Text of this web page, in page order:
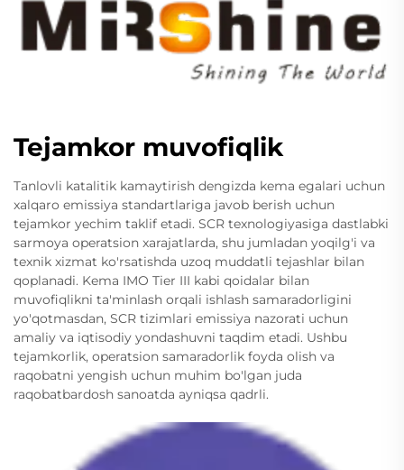
Tejamkor muvofiqlik
Tanlovli katalitik kamaytirish dengizda kema egalari uchun
xalqaro emissiya standartlariga javob berish uchun
tejamkor yechim taklif etadi. SCR texnologiyasiga dastlabki
sarmoya operatsion xarajatlarda, shu jumladan yoqilg'i va
texnik xizmat ko'rsatishda uzoq muddatli tejashlar bilan
qoplanadi. Kema IMO Tier III kabi qoidalar bilan
muvofiqlikni ta'minlash orqali ishlash samaradorligini
yo'qotmasdan, SCR tizimlari emissiya nazorati uchun
amaliy va iqtisodiy yondashuvni taqdim etadi. Ushbu
tejamkorlik, operatsion samaradorlik foyda olish va
raqobatni yengish uchun muhim bo'lgan juda
raqobatbardosh sanoatda ayniqsa qadrli.